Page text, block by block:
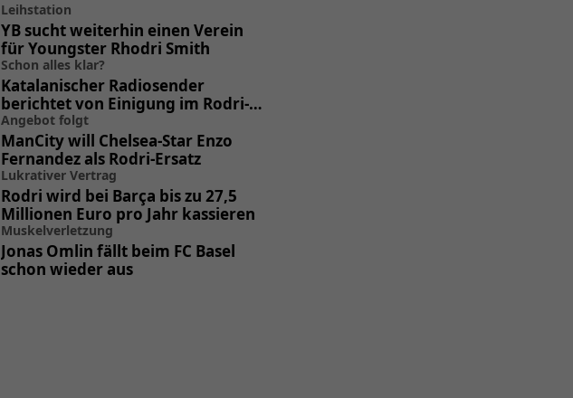
Leihstation
YB sucht weiterhin einen Verein
für Youngster Rhodri Smith
Schon alles klar?
Katalanischer Radiosender
berichtet von Einigung im Rodri-
Poker
Angebot folgt
ManCity will Chelsea-Star Enzo
Fernandez als Rodri-Ersatz
Lukrativer Vertrag
Rodri wird bei Barça bis zu 27,5
Millionen Euro pro Jahr kassieren
Muskelverletzung
Jonas Omlin fällt beim FC Basel
schon wieder aus